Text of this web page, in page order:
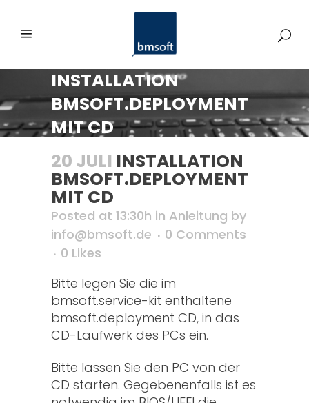
INSTALLATION
BMSOFT.DEPLOYMENT
MIT CD
20 JULI INSTALLATION
BMSOFT.DEPLOYMENT
MIT CD
Posted at 13:30h in Anleitung by
info@bmsoft.de
0 Comments
0 Likes
Bitte legen Sie die im
bmsoft.service-kit enthaltene
bmsoft.deployment CD, in das
CD-Laufwerk des PCs ein.
Bitte lassen Sie den PC von der
CD starten. Gegebenenfalls ist es